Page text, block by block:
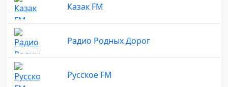
Казак FM
Радио Родных Дорог
Русское FM